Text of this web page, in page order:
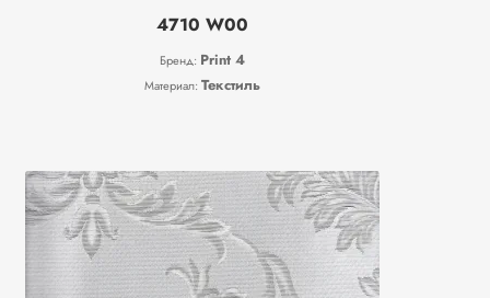
4710 W00
Бренд: Print 4
Материал: Текстиль